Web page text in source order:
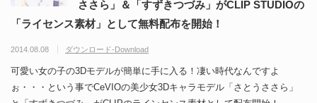
ささら」＆「すずきつづみ」がCLIP STUDIOの
「ライセンス素材」として無料配布を開始！
2014.08.08 ダウンロード-Download
可愛い女の子の3Dモデルが簡単に手に入る！凄い時代なんですよ
ぉ・・・という事でCeVIOの美少女3Dキャラモデル「さとうささら」